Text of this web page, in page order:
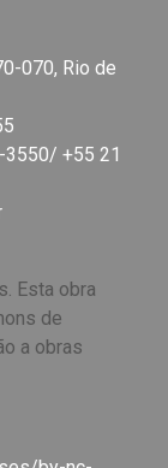
070, Rio de
+55 21
Esta obra
de
a obras